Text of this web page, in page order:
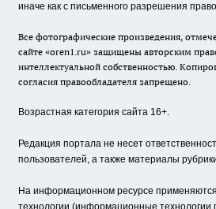
иначе как с письменного разрешения
Все фотографические произведения,
сайте «oren1.ru» защищены авторским
интеллектуальной собственностью.
согласия правообладателя запрещено.
Возрастная категория сайта 16+.
Редакция портала не несет
пользователей, а также материалы
На информационном ресурсе